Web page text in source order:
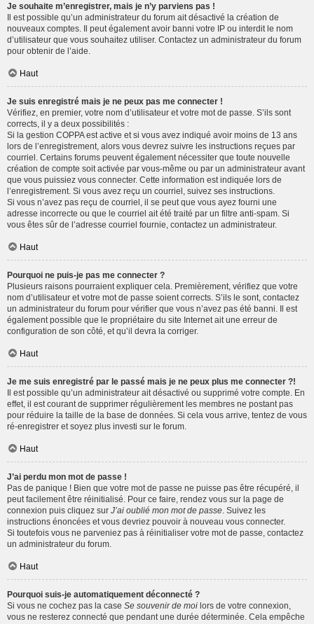
Je souhaite m’enregistrer, mais je n’y parviens pas !
Il est possible qu’un administrateur du forum ait désactivé la création de
nouveaux comptes. Il peut également avoir banni votre IP ou interdit le nom
d’utilisateur que vous souhaitez utiliser. Contactez un administrateur du forum
pour obtenir de l’aide.
Haut
Je suis enregistré mais je ne peux pas me connecter !
Vérifiez, en premier, votre nom d’utilisateur et votre mot de passe. S’ils sont
corrects, il y a deux possibilités :
Si la gestion COPPA est active et si vous avez indiqué avoir moins de 13 ans
lors de l’enregistrement, alors vous devrez suivre les instructions reçues par
courriel. Certains forums peuvent également nécessiter que toute nouvelle
création de compte soit activée par vous-même ou par un administrateur avant
que vous puissiez vous connecter. Cette information est indiquée lors de
l’enregistrement. Si vous avez reçu un courriel, suivez ses instructions.
Si vous n’avez pas reçu de courriel, il se peut que vous ayez fourni une
adresse incorrecte ou que le courriel ait été traité par un filtre anti-spam. Si
vous êtes sûr de l’adresse courriel fournie, contactez un administrateur.
Haut
Pourquoi ne puis-je pas me connecter ?
Plusieurs raisons pourraient expliquer cela. Premièrement, vérifiez que votre
nom d’utilisateur et votre mot de passe soient corrects. S’ils le sont, contactez
un administrateur du forum pour vérifier que vous n’avez pas été banni. Il est
également possible que le propriétaire du site Internet ait une erreur de
configuration de son côté, et qu’il devra la corriger.
Haut
Je me suis enregistré par le passé mais je ne peux plus me connecter ?!
Il est possible qu’un administrateur ait désactivé ou supprimé votre compte. En
effet, il est courant de supprimer régulièrement les membres ne postant pas
pour réduire la taille de la base de données. Si cela vous arrive, tentez de vous
ré-enregistrer et soyez plus investi sur le forum.
Haut
J’ai perdu mon mot de passe !
Pas de panique ! Bien que votre mot de passe ne puisse pas être récupéré, il
peut facilement être réinitialisé. Pour ce faire, rendez vous sur la page de
connexion puis cliquez sur J’ai oublié mon mot de passe . Suivez les
instructions énoncées et vous devriez pouvoir à nouveau vous connecter.
Si toutefois vous ne parveniez pas à réinitialiser votre mot de passe, contactez
un administrateur du forum.
Haut
Pourquoi suis-je automatiquement déconnecté ?
Si vous ne cochez pas la case Se souvenir de moi lors de votre connexion,
vous ne resterez connecté que pendant une durée déterminée. Cela empêche